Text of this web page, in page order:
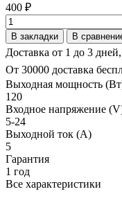
400 ₽
В закладки
В
Доставка от 1 до 3
От 30000 доставка
Выходная мощность
120
Входное напряжение
5-24
Выходной ток (А)
5
Гарантия
1 год
Все характеристики